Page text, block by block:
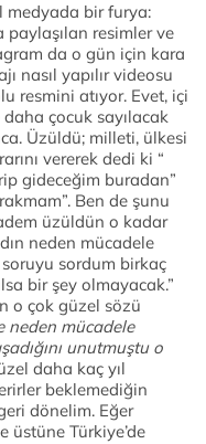
medyada bir furya:
paylaşılan resimler ve
da o gün için kara
nasıl yapılır videosu
resmini atıyor. Evet, içi
çocuk sayılacak
Üzüldü; milleti, ülkesi
vererek dedi ki “
gideceğim buradan”
Ben de şunu
üzüldün o kadar
neden mücadele
sordum birkaç
bir şey olmayacak.”
o çok güzel sözü
neden mücadele
unutmuştu o
daha kaç yıl
beklemediğin
dönelim. Eğer
üstüne Türkiye’de